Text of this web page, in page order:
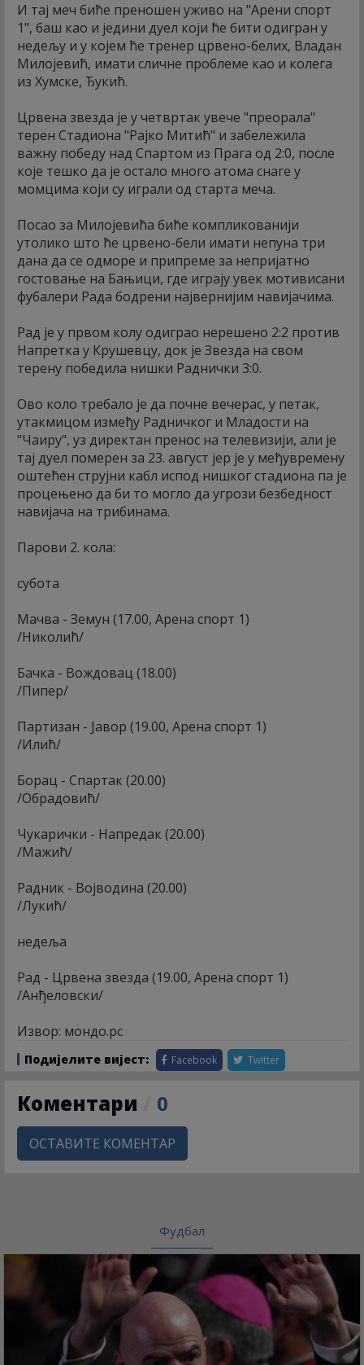
И тај меч биће преношен уживо на "Арени спорт
1", баш као и једини дуел који ће бити одигран у
недељу и у којем ће тренер црвено-белих, Владан
Милојевић, имати сличне проблеме као и колега
из Хумске, Ђукић.
Црвена звезда је у четвртак увече "преорала"
терен Стадиона "Рајко Митић" и забележила
важну победу над Спартом из Прага од 2:0, после
које тешко да је остало много атома снаге у
момцима који су играли од старта меча.
Посао за Милојевића биће компликованији
утолико што ће црвено-бели имати непуна три
дана да се одморе и припреме за непријатно
гостовање на Бањици, где играју увек мотивисани
фубалери Рада бодрени највернијим навијачима.
Рад је у првом колу одиграо нерешено 2:2 против
Напретка у Крушевцу, док је Звезда на свом
терену победила нишки Раднички 3:0.
Ово коло требало је да почне вечерас, у петак,
утакмицом између Радничког и Младости на
"Чаиру", уз директан пренос на телевизији, али је
тај дуел померен за 23. август јер је у међувремену
оштећен струјни кабл испод нишког стадиона па је
процењено да би то могло да угрози безбедност
навијача на трибинама.
Парови 2. кола:
субота
Мачва - Земун (17.00, Арена спорт 1)
/Николић/
Бачка - Вождовац (18.00)
/Пипер/
Партизан - Јавор (19.00, Арена спорт 1)
/Илић/
Борац - Спартак (20.00)
/Обрадовић/
Чукарички - Напредак (20.00)
/Мажић/
Радник - Војводина (20.00)
/Лукић/
недеља
Рад - Црвена звезда (19.00, Арена спорт 1)
/Анђеловски/
Извор: мондо.рс
Подијелите вијест: Facebook Twitter
Коментари 0
ОСТАВИТЕ КОМЕНТАР
Фудбал